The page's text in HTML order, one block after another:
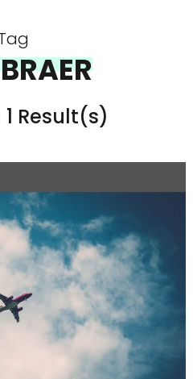
Result(s)